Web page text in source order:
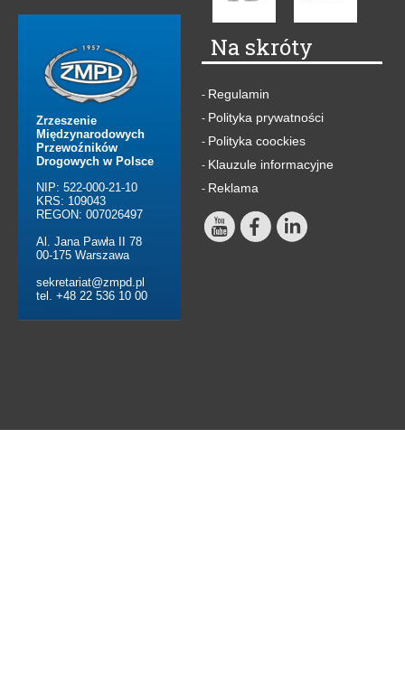
Zrzeszenie
Międzynarodowych
Przewoźników
Drogowych w Polsce
NIP: 522-000-21-10
KRS: 109043
REGON: 007026497
Al. Jana Pawła II 78
00-175 Warszawa
sekretariat@zmpd.pl
tel. +48 22 536 10 00
Na skróty
- Regulamin
- Polityka prywatności
- Polityka coockies
- Klauzule informacyjne
- Reklama